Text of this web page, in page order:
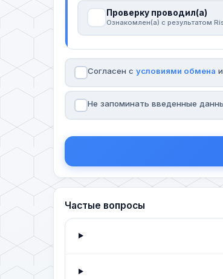
Проверку проводил(а)
Ознакомлен(а) с результатом
Согласен с условиями обмена
Не запоминать введенные
Частые вопросы